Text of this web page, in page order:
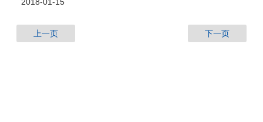
2018-01-15
上一页 下一页